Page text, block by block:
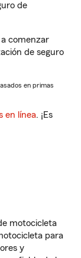
de
comenzar
de seguro
en primas
en línea. ¡Es
motocicleta
para
y